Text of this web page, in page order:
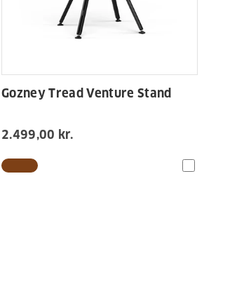
Gozney Tread Venture Stand
2.499,00 kr.